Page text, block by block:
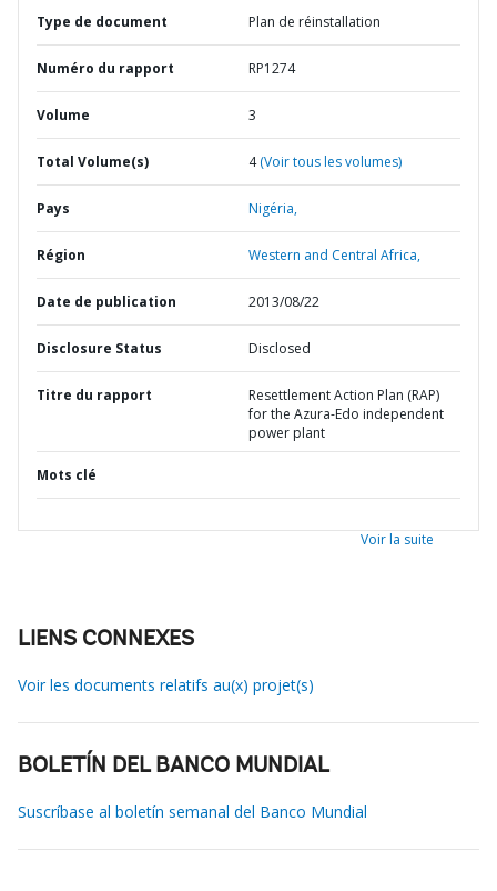
Type de document Plan de réinstallation
Numéro du rapport RP1274
Volume 3
Total Volume(s) 4(Voir tous les volumes)
Pays Nigéria,
Région Western and Central Africa,
Date de publication 2013/08/22
Disclosure Status Disclosed
Titre du rapport
Resettlement Action Plan (RAP)
for the Azura-Edo independent
power plant
Mots clé
Voir la suite
LIENS CONNEXES
Voir les documents relatifs au(x) projet(s)
BOLETÍN DEL BANCO MUNDIAL
Suscríbase al boletín semanal del Banco Mundial